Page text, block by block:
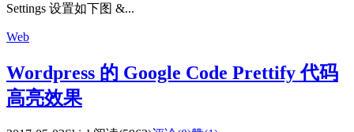
Settings 设置如下图 &...
Web
Wordpress 的 Google Code Prettify 代码
高亮效果